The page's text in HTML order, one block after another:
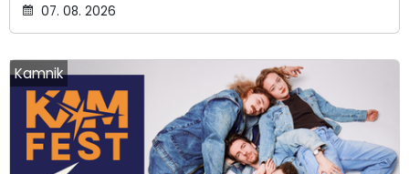
07. 08. 2026
Kamnik